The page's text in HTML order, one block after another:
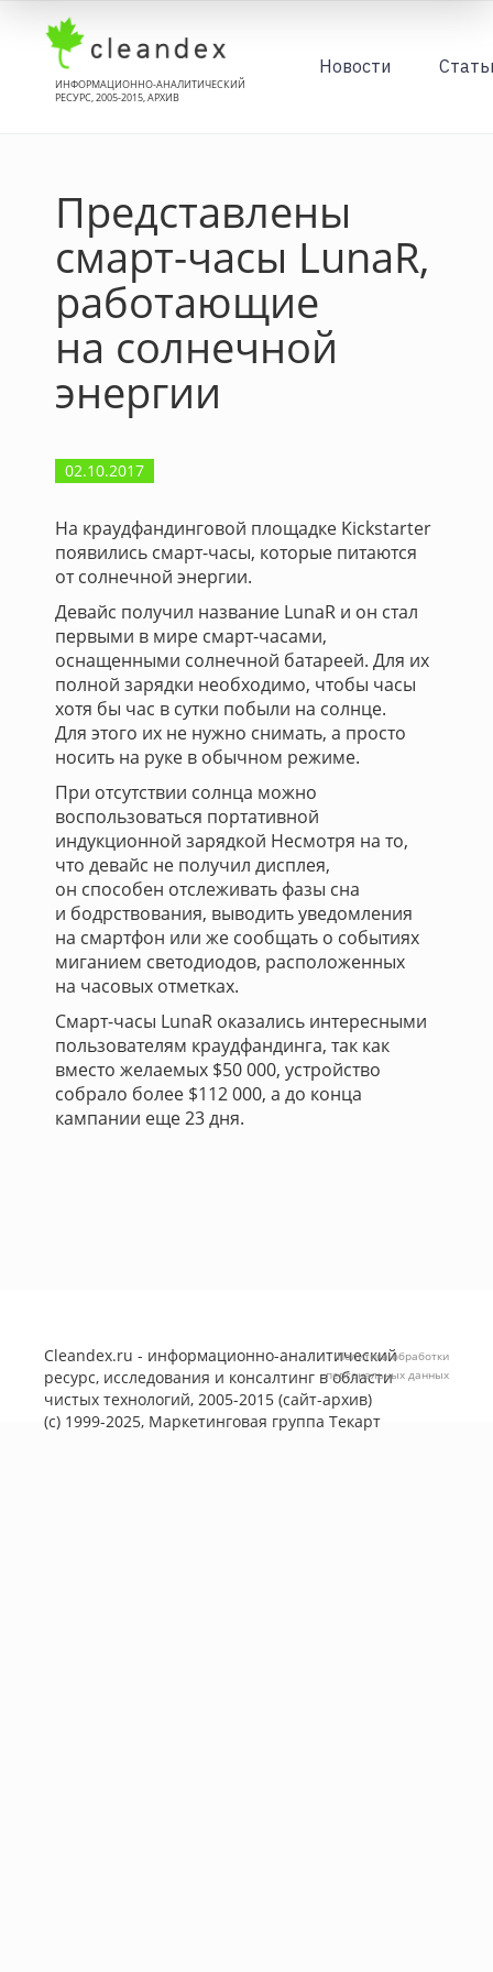
ИНФОРМАЦИОННО-АНАЛИТИЧЕСКИЙ
РЕСУРС, 2005-2015, АРХИВ
Новости
Представлены
смарт-часы LunaR,
работающие
на солнечной
энергии
02.10.2017
На краудфандинговой площадке Kickstarter
появились смарт-часы, которые питаются
от солнечной энергии.
Девайс получил название LunaR и он стал
первыми в мире смарт-часами,
оснащенными солнечной батареей. Для их
полной зарядки необходимо, чтобы часы
хотя бы час в сутки побыли на солнце.
Для этого их не нужно снимать, а просто
носить на руке в обычном режиме.
При отсутствии солнца можно
воспользоваться портативной
индукционной зарядкой Несмотря на то,
что девайс не получил дисплея,
он способен отслеживать фазы сна
и бодрствования, выводить уведомления
на смартфон или же сообщать о событиях
миганием светодиодов, расположенных
на часовых отметках.
Смарт-часы LunaR оказались интересными
пользователям краудфандинга, так как
вместо желаемых $50 000, устройство
собрало более $112 000, а до конца
кампании еще 23 дня.
Cleandex.ru - информационно-аналитический
ресурс, исследования и консалтинг в области
чистых технологий, 2005-2015 (сайт-архив)
(с) 1999-2025, Маркетинговая группа Текарт
Политика обработки
персональных данных